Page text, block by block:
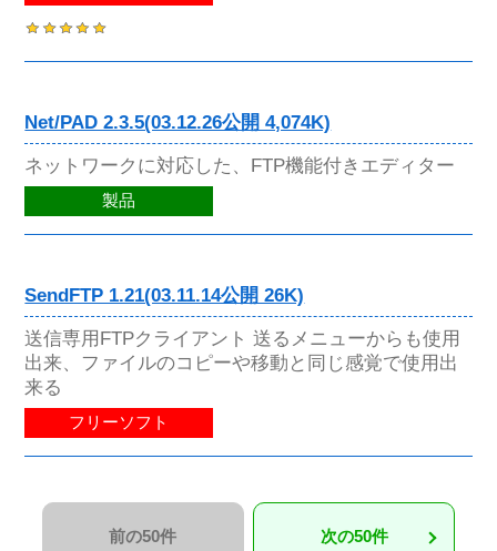
Net/PAD 2.3.5(03.12.26公開 4,074K)
ネットワークに対応した、FTP機能付きエディター
製品
SendFTP 1.21(03.11.14公開 26K)
送信専用FTPクライアント 送るメニューからも使用
出来、ファイルのコピーや移動と同じ感覚で使用出
来る
フリーソフト
前の50件 次の50件